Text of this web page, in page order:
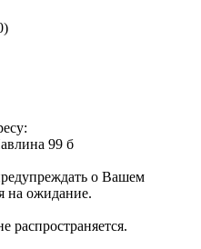
99 б
о Вашем
на ожидание.
распространяется.